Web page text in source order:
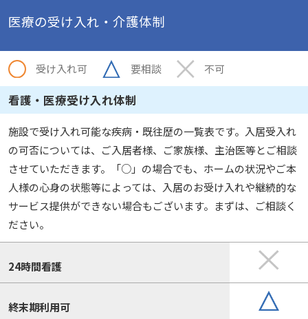
医療の受け入れ・介護体制
受け入れ可 要相談 不可
看護・医療受け入れ体制
施設で受け入れ可能な疾病・既往歴の一覧表です。入居受入れ
の可否については、ご入居者様、ご家族様、主治医等とご相談
させていただきます。「○」の場合でも、ホームの状況やご本
人様の心身の状態等によっては、入居のお受け入れや継続的な
サービス提供ができない場合もございます。まずは、ご相談く
ださい。
24時間看護
終末期利用可